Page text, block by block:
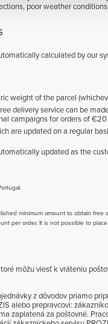
poor weather
calculated by our
weight of the parcel
delivery service can be
campaigns for orders of €20
are updated on a regular
updated as the
minimum amount to obtain free
per order. It is not possible to
môžu viesť k vráteniu
z dôvodov priamo
alebo prepravcovi:
zaplatená za poštovné.